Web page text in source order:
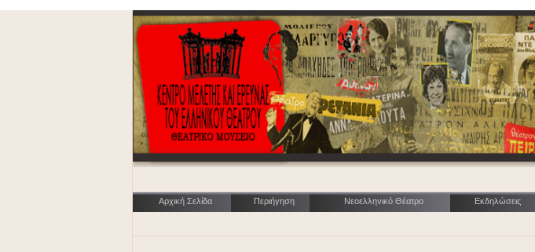
Αρχική Σελίδα Περιήγηση Νεοελληνικό Θέατρο Εκδηλώσεις